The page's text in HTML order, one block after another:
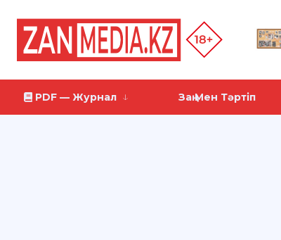
PDF — Журнал Заң Мен Тәртіп